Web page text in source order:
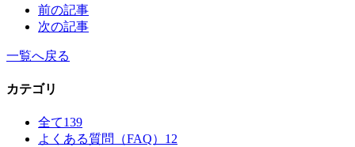
前の記事
次の記事
一覧へ戻る
カテゴリ
全て139
よくある質問（FAQ） 12